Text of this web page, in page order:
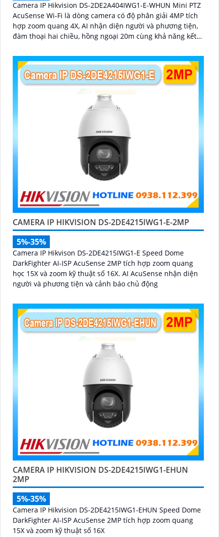
Camera IP Hikvision DS-2DE2A404IWG1-E-WHUN Mini PTZ
AcuSense Wi-Fi là dòng camera có độ phân giải 4MP tích
hợp zoom quang 4X, AI nhận diện người và phương tiện,
đàm thoại hai chiều, hồng ngoại 20m cùng khả năng kết
CAMERA IP HIKVISION DS-2DE4215IWG1-E-2MP
5%-35%
Camera IP Hikvison DS-2DE4215IWG1-E Speed Dome
DarkFighter AI-ISP AcuSense 2MP tích hợp zoom quang
học 15X và zoom kỹ thuật số 16X. AI AcuSense nhận diện
người và phương tiện và cảnh báo chủ động
CAMERA IP HIKVISION DS-2DE4215IWG1-EHUN
2MP
5%-35%
Camera IP Hikvision DS-2DE4215IWG1-EHUN Speed Dome
DarkFighter AI-ISP AcuSense 2MP tích hợp zoom quang
15X và zoom kỹ thuật số 16X